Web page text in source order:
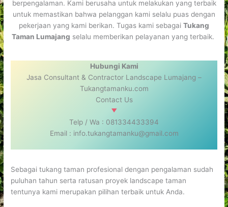
berpengalaman. Kami berusaha untuk melakukan yang terbaik
untuk memastikan bahwa pelanggan kami selalu puas dengan
pekerjaan yang kami berikan. Tugas kami sebagai Tukang
Taman Lumajang selalu memberikan pelayanan yang terbaik.
Hubungi Kami
Jasa Consultant & Contractor Landscape Lumajang –
Tukangtamanku.com
Contact Us
Telp / Wa : 081334433394
Email : info.tukangtamanku@gmail.com
Sebagai tukang taman profesional dengan pengalaman sudah
puluhan tahun serta ratusan proyek landscape taman
tentunya kami merupakan pilihan terbaik untuk Anda.